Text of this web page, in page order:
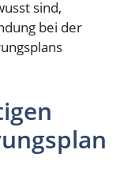
sind,
bei der